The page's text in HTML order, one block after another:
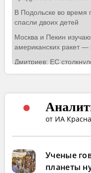
от ИА
Ученые
планеты